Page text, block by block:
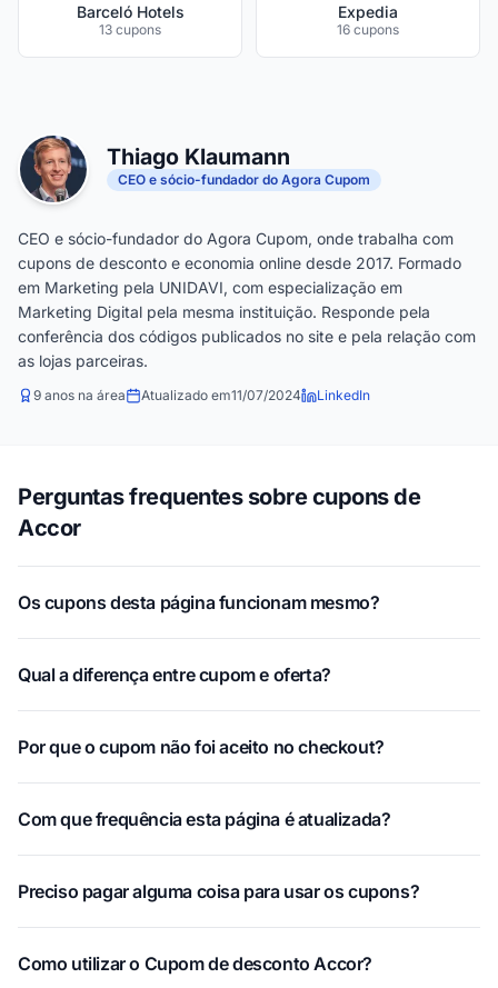
Barceló Hotels
13 cupons
Expedia
16 cupons
Thiago Klaumann
CEO e sócio-fundador do Agora Cupom
CEO e sócio-fundador do Agora Cupom, onde trabalha com
cupons de desconto e economia online desde 2017. Formado
em Marketing pela UNIDAVI, com especialização em
Marketing Digital pela mesma instituição. Responde pela
conferência dos códigos publicados no site e pela relação com
as lojas parceiras.
9 anos na área Atualizado em11/07/2024 LinkedIn
Perguntas frequentes sobre cupons de
Accor
Os cupons desta página funcionam mesmo?
Qual a diferença entre cupom e oferta?
Por que o cupom não foi aceito no checkout?
Com que frequência esta página é atualizada?
Preciso pagar alguma coisa para usar os cupons?
Como utilizar o Cupom de desconto Accor?